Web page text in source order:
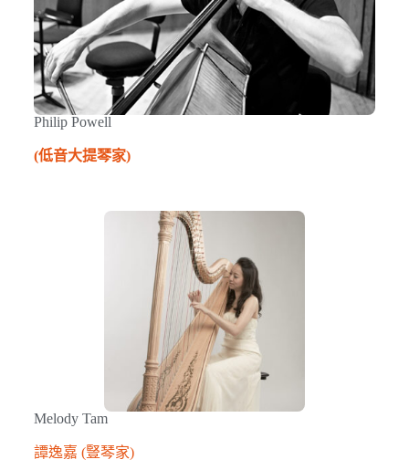
Philip Powell
(低音大提琴家)
Melody Tam
譚逸嘉 (豎琴家)